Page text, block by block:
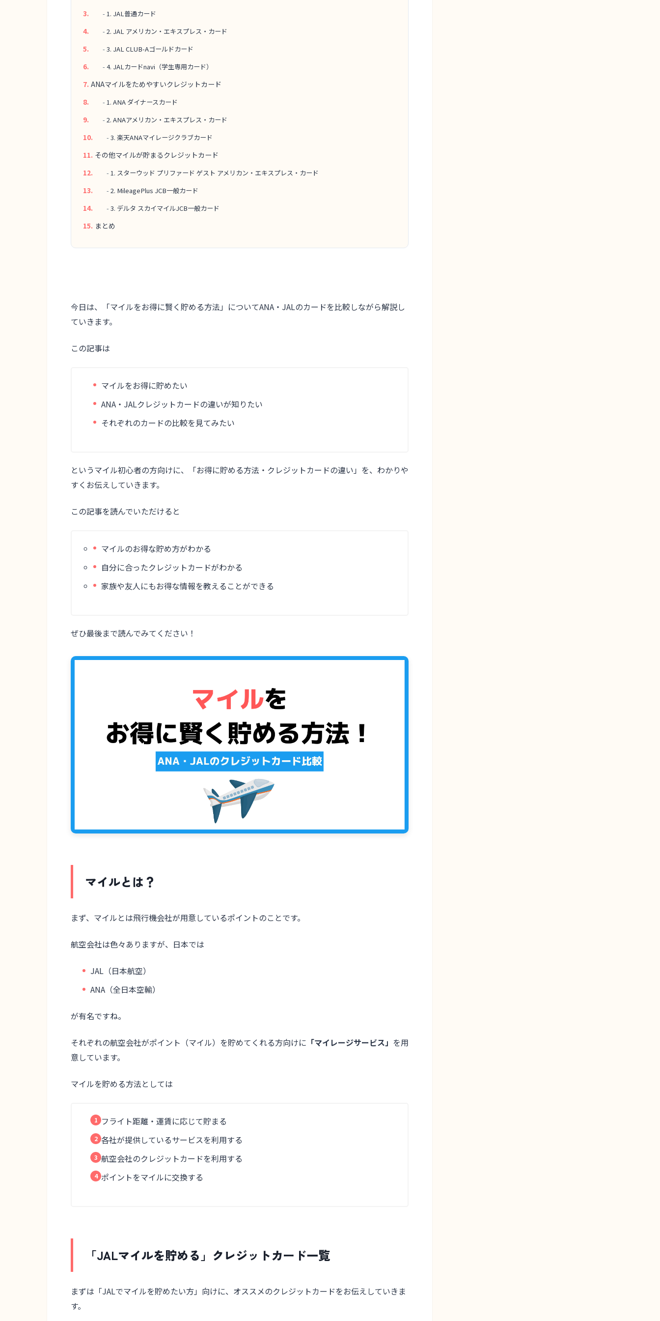
1. JAL普通カード
2. JAL アメリカン・エキスプレス・カード
3. JAL CLUB-Aゴールドカード
4. JALカードnavi（学生専用カード）
ANAマイルをためやすいクレジットカード
1. ANA ダイナースカード
2. ANAアメリカン・エキスプレス・カード
3. 楽天ANAマイレージクラブカード
その他マイルが貯まるクレジットカード
1. スターウッド プリファード ゲスト アメリカン・エキスプレス・カード
2. MileagePlus JCB一般カード
3. デルタ スカイマイルJCB一般カード
まとめ
今日は、 「マイルをお得に賢く貯める方法 」 についてANA・JALのカードを比較しながら解説し
ていきます。
この記事は
マイルをお得に貯めたい
ANA・JALクレジットカードの違いが知りたい
それぞれのカードの比較を見てみたい
というマイル初心者の方向けに、 「お得に貯める方法・クレジットカードの違い」 を、わかりや
すくお伝えしていきます。
この記事を読んでいただけると
マイルのお得な貯め方がわかる
自分に合ったクレジットカードがわかる
家族や友人にもお得な情報を教えることができる
ぜひ最後まで読んでみてください！
マイルとは？
まず、マイルとは飛行機会社が用意しているポイントのことです。
航空会社は色々ありますが、日本では
JAL（日本航空）
ANA（全日本空輸）
が有名ですね。
それぞれの航空会社がポイント（マイル）を貯めてくれる方向けに 「マイレージサービス」 を用
意しています。
マイルを貯める方法としては
フライト距離・運賃に応じて貯まる
各社が提供しているサービスを利用する
航空会社のクレジットカードを利用する
ポイントをマイルに交換する
「JALマイルを貯める」クレジットカード一覧
まずは 「JALでマイルを貯めたい方」 向けに、オススメのクレジットカードをお伝えしていきま
す。